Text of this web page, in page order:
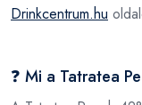
Drinkcentrum.hu
❓ Mi a Tatratea